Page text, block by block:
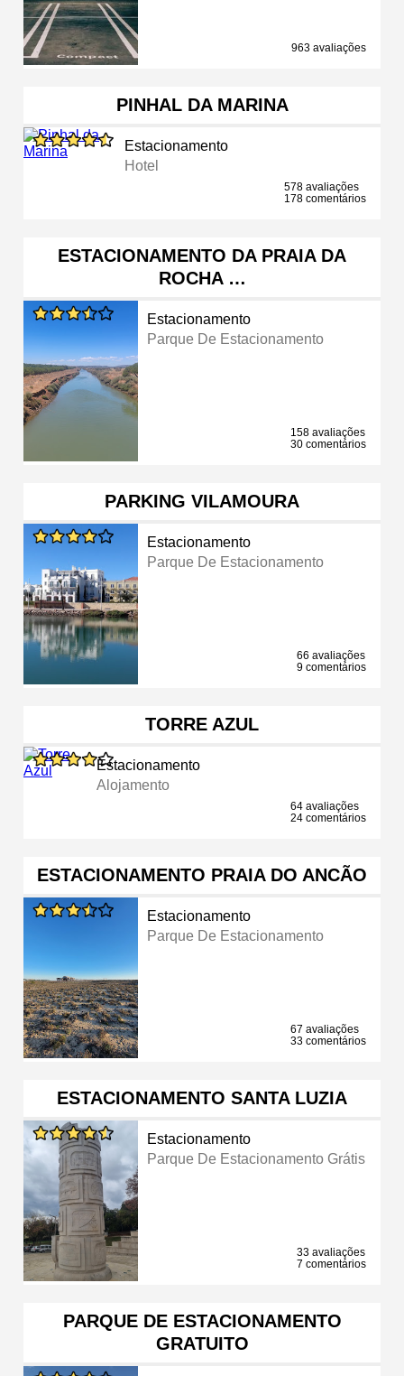
963 avaliações
PINHAL DA MARINA
Estacionamento
Hotel
578 avaliações
178 comentários
ESTACIONAMENTO DA PRAIA DA
ROCHA …
Estacionamento
Parque De Estacionamento
158 avaliações
30 comentários
PARKING VILAMOURA
Estacionamento
Parque De Estacionamento
66 avaliações
9 comentários
TORRE AZUL
Estacionamento
Alojamento
64 avaliações
24 comentários
ESTACIONAMENTO PRAIA DO ANCÃO
Estacionamento
Parque De Estacionamento
67 avaliações
33 comentários
ESTACIONAMENTO SANTA LUZIA
Estacionamento
Parque De Estacionamento Grátis
33 avaliações
7 comentários
PARQUE DE ESTACIONAMENTO
GRATUITO